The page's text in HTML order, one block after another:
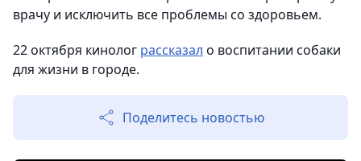
врачу и исключить все проблемы со здоровьем.
22 октября кинолог рассказал о воспитании собаки
для жизни в городе.
Поделитесь новостью